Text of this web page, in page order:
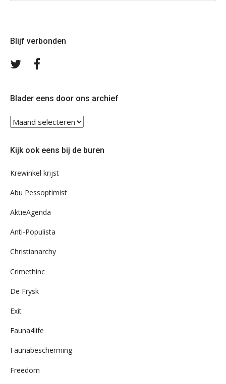
Blijf verbonden
Volg
Blader eens door ons archief
Blader
eens
ons
Kijk ook eens bij de buren
Krewinkel krijst
Abu Pessoptimist
AktieAgenda
Anti-Populista
Christianarchy
Crimethinc
De Frysk
Exit
Fauna4life
Faunabescherming
Freedom